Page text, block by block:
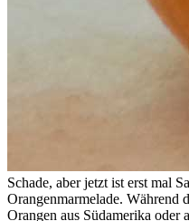
Schade, aber jetzt ist erst mal
Orangenmarmelade. Während
Orangen aus Südamerika oder